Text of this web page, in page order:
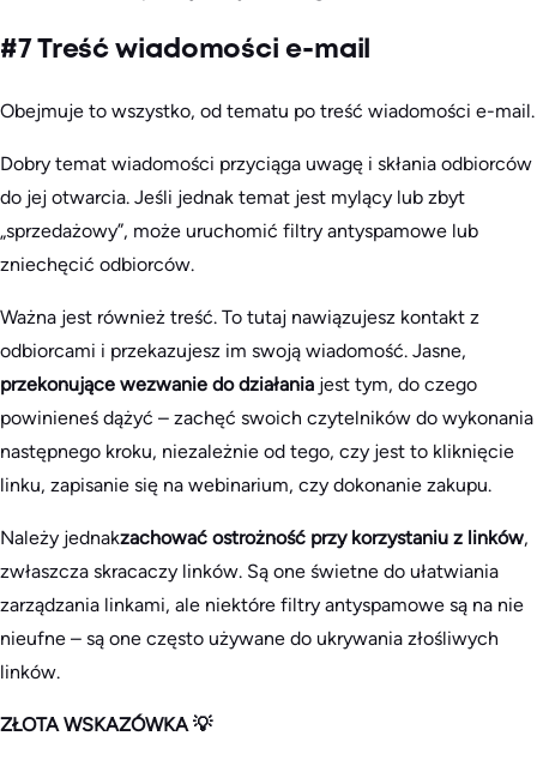
#7 Treść wiadomości e-mail
Obejmuje to wszystko, od tematu po treść wiadomości e-mail.
Dobry temat wiadomości przyciąga uwagę i skłania odbiorców
do jej otwarcia. Jeśli jednak temat jest mylący lub zbyt
„sprzedażowy”, może uruchomić filtry antyspamowe lub
zniechęcić odbiorców.
Ważna jest również treść. To tutaj nawiązujesz kontakt z
odbiorcami i przekazujesz im swoją wiadomość. Jasne,
przekonujące wezwanie do działania jest tym, do czego
powinieneś dążyć – zachęć swoich czytelników do wykonania
następnego kroku, niezależnie od tego, czy jest to kliknięcie
linku, zapisanie się na webinarium, czy dokonanie zakupu.
Należy jednakzachować ostrożność przy korzystaniu z linków,
zwłaszcza skracaczy linków. Są one świetne do ułatwiania
zarządzania linkami, ale niektóre filtry antyspamowe są na nie
nieufne – są one często używane do ukrywania złośliwych
linków.
ZŁOTA WSKAZÓWKA 💡